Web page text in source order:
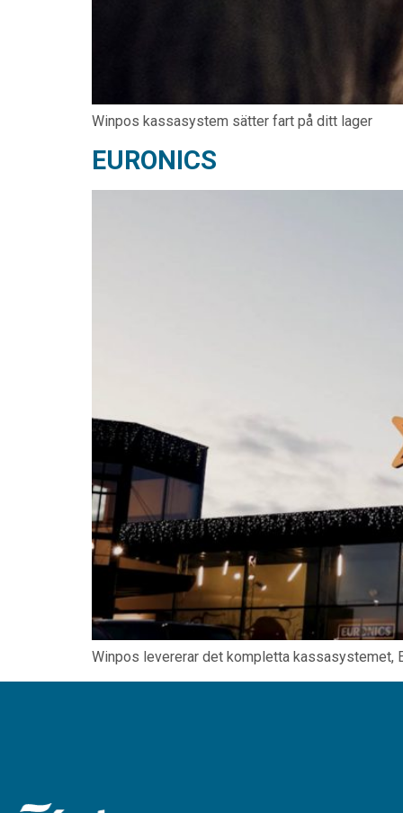
Winpos kassasystem sätter fart på ditt lager
EURONICS
Winpos levererar det kompletta kassasystemet,